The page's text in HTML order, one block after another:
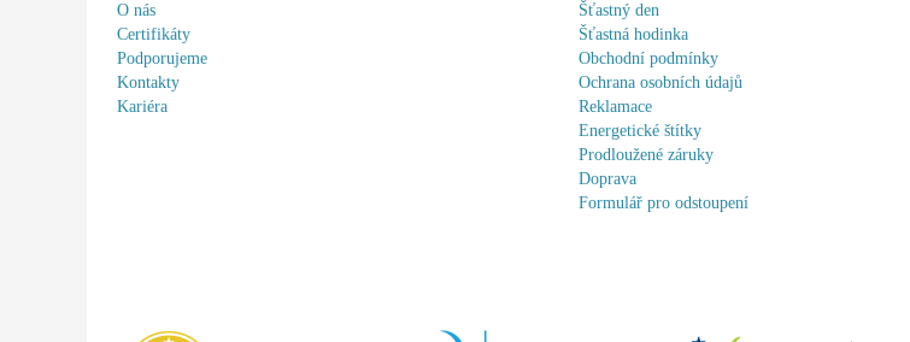
O nás
Certifikáty
Podporujeme
Kontakty
Kariéra
Šťastný den
Šťastná hodinka
Obchodní podmínky
Ochrana osobních údajů
Reklamace
Energetické štítky
Prodloužené záruky
Doprava
Formulář pro odstoupení